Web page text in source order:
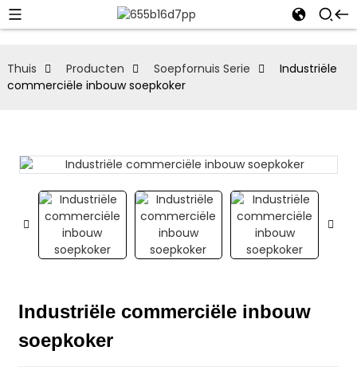
Thuis Producten Soepfornuis Serie
Industriële
commerciële inbouw soepkoker
Industriële commerciële inbouw
soepkoker